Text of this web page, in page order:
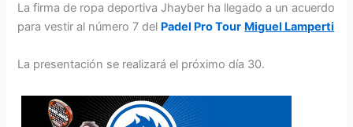
La firma de ropa deportiva Jhayber ha llegado a un acuerdo
para vestir al número 7 del Padel Pro Tour Miguel Lamperti
La presentación se realizará el próximo día 30.